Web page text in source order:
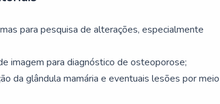
para pesquisa de alterações, especialmente
imagem para diagnóstico de osteoporose;
da glândula mamária e eventuais lesões por meio